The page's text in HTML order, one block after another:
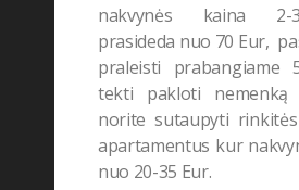
nakvynės kaina 2-
prasideda nuo 70 Eur,
praleisti prabangiame
tekti pakloti nemenką
norite sutaupyti
apartamentus kur
nuo 20-35 Eur.